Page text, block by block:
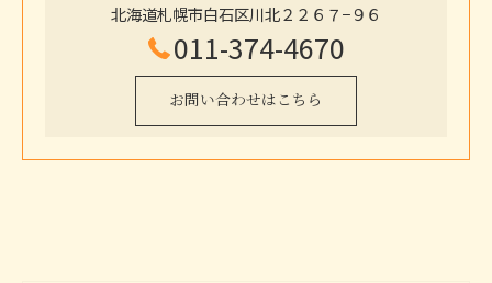
北海道札幌市白石区川北２２６７−９６
011-374-4670
お問い合わせはこちら